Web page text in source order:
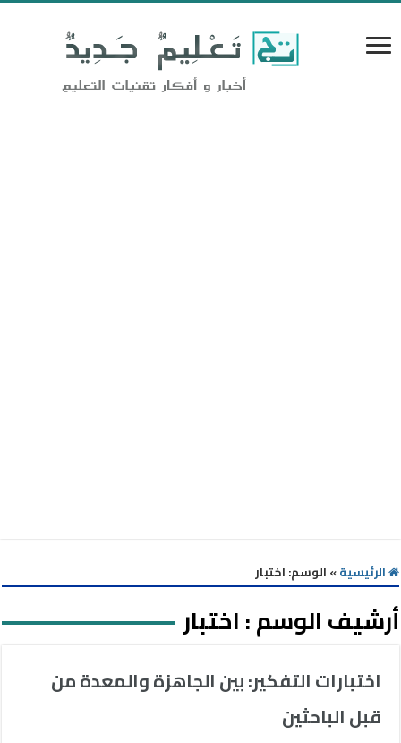
الرئيسية» الوسم: اختبار
أرشيف الوسم :اختبار
اختبارات التفكير: بين الجاهزة والمعدة من
قبل الباحثين